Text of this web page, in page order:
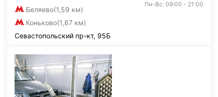
Беляево(1,59 км)
Коньково(1,87 км)
Пн-Вс: 09:00 - 21:00
Севастопольский пр-кт, 95Б